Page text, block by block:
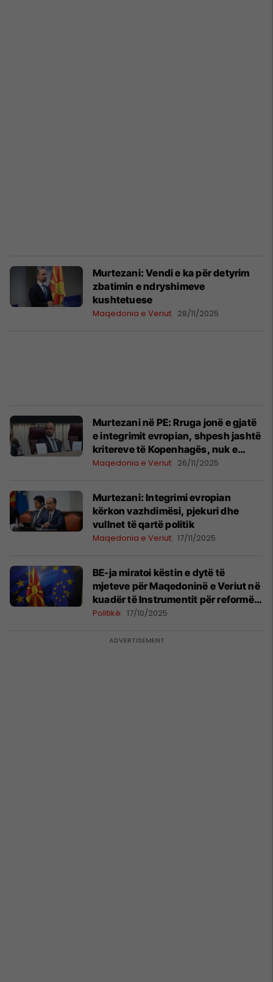
Murtezani: Vendi e ka për detyrim
zbatimin e ndryshimeve
kushtetuese
Maqedonia e Veriut 28/11/2025
Murtezani në PE: Rruga jonë e gjatë
e integrimit evropian, shpesh jashtë
kritereve të Kopenhagës, nuk e
heziton vizionin tonë për anëtarësim
Maqedonia e Veriut 26/11/2025
Murtezani: Integrimi evropian
kërkon vazhdimësi, pjekuri dhe
vullnet të qartë politik
Maqedonia e Veriut 17/11/2025
BE-ja miratoi këstin e dytë të
mjeteve për Maqedoninë e Veriut në
kuadër të Instrumentit për reformë
dhe rritje
Politikë 17/10/2025